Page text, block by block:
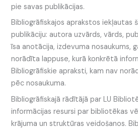
pie savas publikācijas.
Bibliogrāfiskajos aprakstos iekļautas
publikāciju: autora uzvārds, vārds,
īsa anotācija, izdevuma nosaukums,
norādīta lappuse, kurā konkrētā
Bibliogrāfiskie apraksti, kam nav
pēc nosaukuma.
Bibliogrāfiskajā rādītājā par LU
informācijas resursi par bibliotēkas
krājuma un struktūras veidošanos.